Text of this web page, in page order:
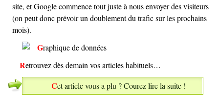
site, et Google commence tout juste à nous envoyer des visiteurs
(on peut donc prévoir un doublement du trafic sur les prochains
mois).
Retrouvez dès demain vos articles habituels…
Cet article vous a plu ? Courez lire la suite !